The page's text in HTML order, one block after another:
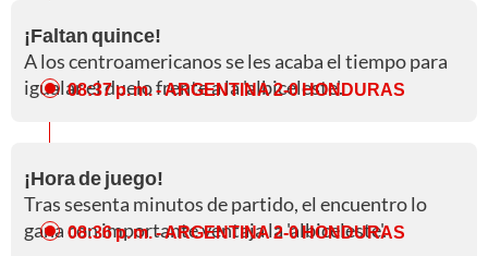
¡Faltan quince!
A los centroamericanos se les acaba el tiempo para
igualar el duelo frente a la 'albiceleste'.
08:37 p. m.- ARGENTINA 2-0 HONDURAS
¡Hora de juego!
Tras sesenta minutos de partido, el encuentro lo
gana con importante ventaja la 'albiceleste'.
08:36 p. m.- ARGENTINA 2-0 HONDURAS